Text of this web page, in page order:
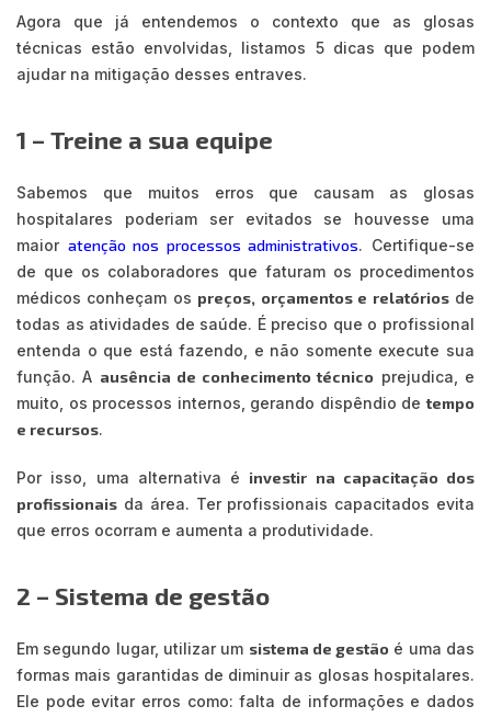
Agora que já entendemos o contexto que as glosas
técnicas estão envolvidas, listamos 5 dicas que podem
ajudar na mitigação desses entraves.
1 – Treine a sua equipe
Sabemos que muitos erros que causam as glosas
hospitalares poderiam ser evitados se houvesse uma
maior atenção nos processos administrativos. Certifique-se
de que os colaboradores que faturam os procedimentos
médicos conheçam os preços, orçamentos e relatóriosde
todas as atividades de saúde. É preciso que o profissional
entenda o que está fazendo, e não somente execute sua
função. A ausência de conhecimento técnico prejudica, e
muito, os processos internos, gerando dispêndio detempo
e recursos.
Por isso, uma alternativa é investir na capacitação dos
profissionais da área. Ter profissionais capacitados evita
que erros ocorram e aumenta a produtividade.
2 – Sistema de gestão
Em segundo lugar, utilizar um sistema de gestão é uma das
formas mais garantidas de diminuir as glosas hospitalares.
Ele pode evitar erros como: falta de informações e dados